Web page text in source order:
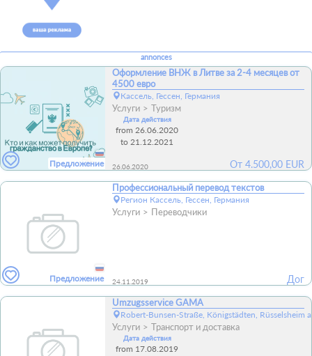
annonces
Предложение
Оформление ВНЖ в Литве за 2-4 месяцев от
4500 евро
Кассель, Гессен, Германия
Услуги Туризм
Дата действия
from 26.06.2020
to 21.12.2021
26.06.2020 От 4.500,00 EUR
Предложение
Профессиональный перевод текстов
Регион Кассель, Гессен, Германия
Услуги Переводчики
24.11.2019 Дог
Umzugsservice GAMA
Robert-Bunsen-Straße, Königstädten, Rüsselsheim
Услуги Транспорт и доставка
Дата действия
from 17.08.2019